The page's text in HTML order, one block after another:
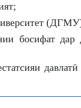
босифат